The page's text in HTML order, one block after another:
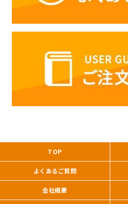
TOP
よくあるご質問
会社概要